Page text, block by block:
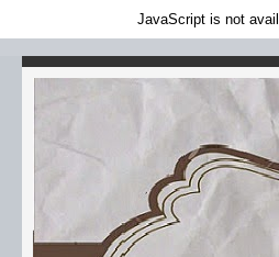
JavaScript is not